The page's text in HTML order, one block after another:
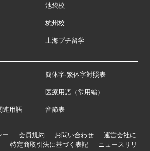
池袋校
杭州校
上海プチ留学
簡体字·繁体字対照表
医療用語（常用編）
連用語 音節表
ー 会員規約 お問い合わせ
運営会社に
特定商取引法に基づく表記
ニュースリリ